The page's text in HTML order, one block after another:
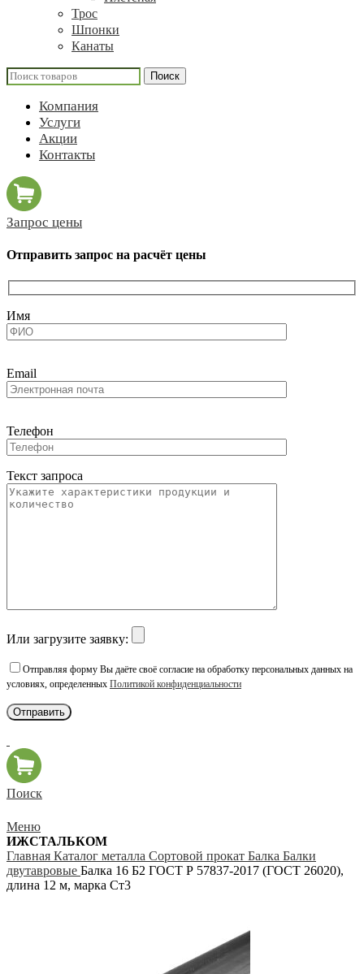
Трос
Шпонки
Канаты
Поиск
Компания
Услуги
Акции
Контакты
Запрос цены
Отправить запрос на расчёт цены
Имя
Email
Телефон
Текст запроса
Или загрузите заявку:
Отправляя форму Вы даёте своё согласие на обработку персональных данных на
условиях, определенных Политикой конфиденциальности
Поиск
Меню
ИЖСТАЛЬКОМ
Главная Каталог металла Сортовой прокат Балка Балки
двутавровые Балка 16 Б2 ГОСТ Р 57837-2017 (ГОСТ 26020),
длина 12 м, марка Ст3